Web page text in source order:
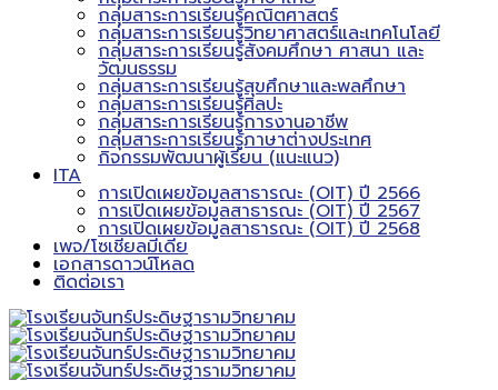
กลุ่มสาระการเรียนรู้คณิตศาสตร์
กลุ่มสาระการเรียนรู้วิทยาศาสตร์และเทคโนโลยี
กลุ่มสาระการเรียนรู้สังคมศึกษา ศาสนา และ
วัฒนธรรม
กลุ่มสาระการเรียนรู้สุขศึกษาและพลศึกษา
กลุ่มสาระการเรียนรู้ศิลปะ
กลุ่มสาระการเรียนรู้การงานอาชีพ
กลุ่มสาระการเรียนรู้ภาษาต่างประเทศ
กิจกรรมพัฒนาผู้เรียน (แนะแนว)
ITA
การเปิดเผยข้อมูลสาธารณะ (OIT) ปี 2566
การเปิดเผยข้อมูลสาธารณะ (OIT) ปี 2567
การเปิดเผยข้อมูลสาธารณะ (OIT) ปี 2568
เพจ/โซเชียลมีเดีย
เอกสารดาวน์โหลด
ติดต่อเรา